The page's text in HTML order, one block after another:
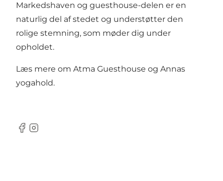
Markedshaven og guesthouse-delen er en
naturlig del af stedet og understøtter den
rolige stemning, som møder dig under
opholdet.
Læs mere om Atma Guesthouse og Annas
yogahold.
Facebook
Instagram